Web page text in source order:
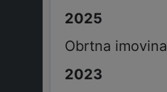
Obrtna imovina